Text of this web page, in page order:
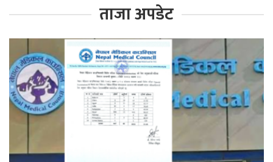
ताजा अपडेट